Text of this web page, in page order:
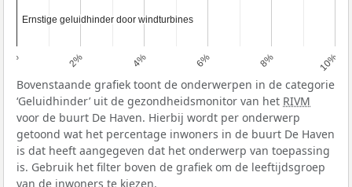
0% 2% 4% 6% 8% 10%
Ernstige geluidhinder door windturbines
Ernstige geluidhinder door windturbines
Bovenstaande grafiek toont de onderwerpen in de categorie
‘Geluidhinder’ uit de gezondheidsmonitor van het RIVM
voor de buurt De Haven. Hierbij wordt per onderwerp
getoond wat het percentage inwoners in de buurt De Haven
is dat heeft aangegeven dat het onderwerp van toepassing
is. Gebruik het filter boven de grafiek om de leeftijdsgroep
van de inwoners te kiezen.